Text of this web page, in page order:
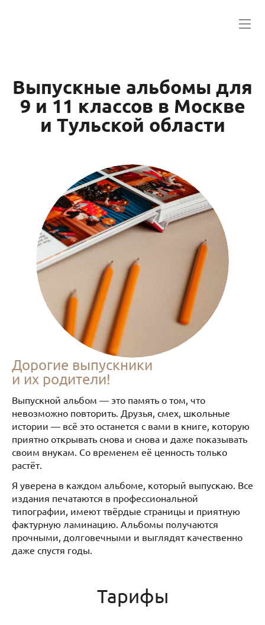
Выпускные альбомы для
9 и 11 классов в Москве
и Тульской области
Дорогие выпускники
и их родители!
Выпускной альбом — это память о том, что
невозможно повторить. Друзья, смех, школьные
истории — всё это останется с вами в книге, которую
приятно открывать снова и снова и даже показывать
своим внукам. Со временем её ценность только
растёт.
Я уверена в каждом альбоме, который выпускаю. Все
издания печатаются в профессиональной
типографии, имеют твёрдые страницы и приятную
фактурную ламинацию. Альбомы получаются
прочными, долговечными и выглядят качественно
даже спустя годы.
Тарифы